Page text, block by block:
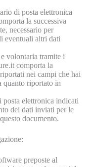
di posta elettronica
la successiva
necessario per
eventuali altri dati
volontaria tramite i
comporta la
nei campi che hai
quanto riportato in
elettronica indicati
dei dati inviati per le
documento.
preposte al